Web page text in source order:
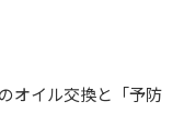
オイル交換と「予防